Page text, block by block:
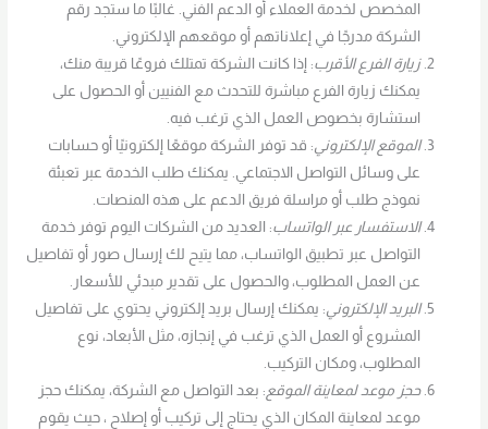
المخصص لخدمة العملاء أو الدعم الفني. غالبًا ما ستجد رقم
الشركة مدرجًا في إعلاناتهم أو موقعهم الإلكتروني.
زيارة الفرع الأقرب: إذا كانت الشركة تمتلك فروعًا قريبة منك،
يمكنك زيارة الفرع مباشرة للتحدث مع الفنيين أو الحصول على
استشارة بخصوص العمل الذي ترغب فيه.
الموقع الإلكتروني: قد توفر الشركة موقعًا إلكترونيًا أو حسابات
على وسائل التواصل الاجتماعي. يمكنك طلب الخدمة عبر تعبئة
نموذج طلب أو مراسلة فريق الدعم على هذه المنصات.
الاستفسار عبر الواتساب: العديد من الشركات اليوم توفر خدمة
التواصل عبر تطبيق الواتساب، مما يتيح لك إرسال صور أو تفاصيل
عن العمل المطلوب، والحصول على تقدير مبدئي للأسعار.
البريد الإلكتروني: يمكنك إرسال بريد إلكتروني يحتوي على تفاصيل
المشروع أو العمل الذي ترغب في إنجازه، مثل الأبعاد، نوع
المطلوب، ومكان التركيب.
حجز موعد لمعاينة الموقع : بعد التواصل مع الشركة، يمكنك حجز
موعد لمعاينة المكان الذي يحتاج إلى تركيب أو إصلاح ، حيث يقوم